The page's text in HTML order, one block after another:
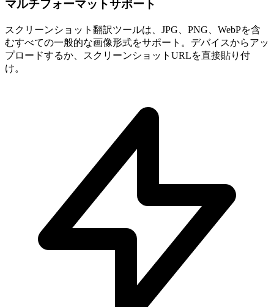
マルチフォーマットサポート
スクリーンショット翻訳ツールは、JPG、PNG、WebPを含
むすべての一般的な画像形式をサポート。デバイスからアッ
プロードするか、スクリーンショットURLを直接貼り付
け。